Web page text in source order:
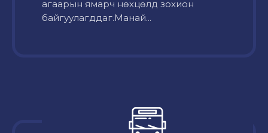
агаарын ямарч нөхцөлд зохион
байгуулагддаг.Манай...